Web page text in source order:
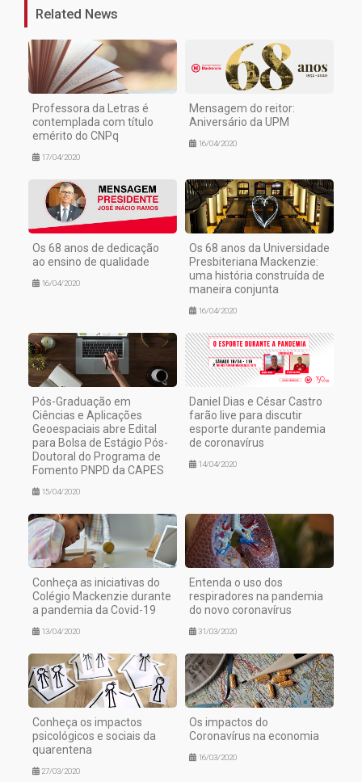
Related News
Professora da Letras é
contemplada com título
emérito do CNPq
17/04/2020
Mensagem do reitor:
Aniversário da UPM
16/04/2020
Os 68 anos de dedicação
ao ensino de qualidade
16/04/2020
Os 68 anos da Universidade
Presbiteriana Mackenzie:
uma história construída de
maneira conjunta
16/04/2020
Pós-Graduação em
Ciências e Aplicações
Geoespaciais abre Edital
para Bolsa de Estágio Pós-
Doutoral do Programa de
Fomento PNPD da CAPES
15/04/2020
Daniel Dias e César Castro
farão live para discutir
esporte durante pandemia
de coronavírus
14/04/2020
Conheça as iniciativas do
Colégio Mackenzie durante
a pandemia da Covid-19
13/04/2020
Entenda o uso dos
respiradores na pandemia
do novo coronavírus
31/03/2020
Conheça os impactos
psicológicos e sociais da
quarentena
27/03/2020
Os impactos do
Coronavírus na economia
16/03/2020